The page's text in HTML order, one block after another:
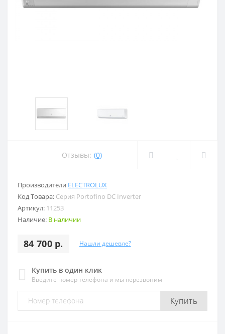
Отзывы: (0)
Производители ELECTROLUX
Код Товара: Серия Portofino DC Inverter
Артикул: 11253
Наличие: В наличии
84 700 р. Нашли дешевле?
Купить в один клик
Введите номер телефона и мы перезвоним
Купить